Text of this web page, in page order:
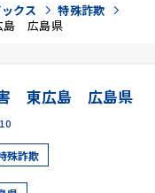
クス
特殊詐欺
島 広島県
東広島 広島県
殊詐欺